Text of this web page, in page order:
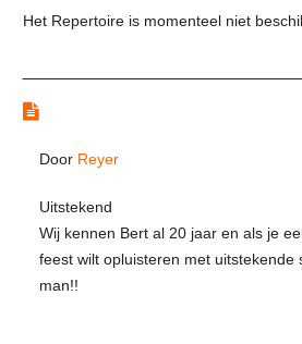
Het Repertoire is momenteel niet
Door Reyer
Uitstekend
Wij kennen Bert al 20 jaar en als je
feest wilt opluisteren met uitstekende
man!!